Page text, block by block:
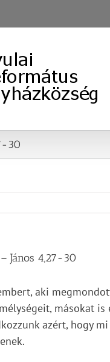
30
János 4,27-30
aki
másokat
azért, hogy